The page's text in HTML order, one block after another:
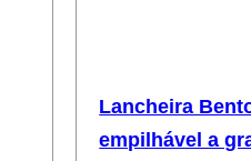
Lancheira
empilhável a